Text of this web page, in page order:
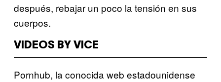
después, rebajar un poco la tensión en sus
cuerpos.
VIDEOS BY VICE
Pornhub, la conocida web estadounidense